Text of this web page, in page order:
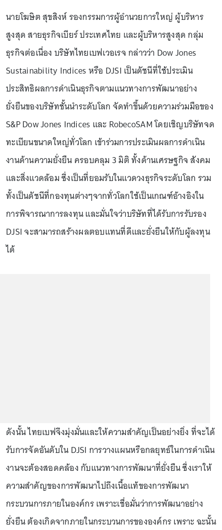
นายโฆษิต สุขสิงห์ รองกรรมการผู้อํานวยการใหญ่ ผู้บริหาร
สูงสุด สายธุรกิจเบียร์ ประเทศไทย และผู้บริหารสูงสุด กลุ่ม
ธุรกิจต่อเนื่อง บริษัทไทยเบฟเวอเรจ กล่าวว่า Dow Jones
Sustainability Indices หรือ DJSI เป็นดัชนีที่ใช้ประเมิน
ประสิทธิผลการดำเนินธุรกิจตามแนวทางการพัฒนาอย่าง
ยั่งยืนของบริษัทชั้นนำระดับโลก จัดทําขึ้นด้วยความร่วมมือของ
S&P Dow Jones Indices และ RobecoSAM โดยเชิญบริษัทจด
ทะเบียนขนาดใหญ่ทั่วโลก เข้าร่วมการประเมินผลการดําเนิน
งานด้านความยั่งยืน ครอบคลุม 3 มิติ ทั้งด้านเศรษฐกิจ สังคม
และสิ่งแวดล้อม ซึ่งเป็นที่ยอมรับในแวดวงธุรกิจระดับโลก รวม
ทั้งเป็นดัชนีที่กองทุนต่างๆจากทั่วโลกใช้เป็นเกณฑ์อ้างอิงใน
การพิจารณาการลงทุน และมั่นใจว่าบริษัทที่ได้รับการรับรอง
DJSI จะสามารถสร้างผลตอบแทนที่ดีและยั่งยืนให้กับผู้ลงทุน
ได้
ดังนั้น ไทยเบฟจึงมุ่งมั่นและให้ความสำคัญเป็นอย่างยิ่ง ที่จะได้
รับการจัดอันดับใน DJSI การวางแผนหรือกลยุทธ์ในการดําเนิน
งานจะต้องสอดคล้อง กับแนวทางการพัฒนาที่ยั่งยืน ซึ่งเราให้
ความสำคัญของการพัฒนาไปถึงเนื้อแท้ของการพัฒนา
กระบวนการภายในองค์กร เพราะเชื่อมั่นว่าการพัฒนาอย่าง
ยั่งยืน ต้องเกิดจากภายในกระบวนการขององค์กร เพราะ ฉะนั้น